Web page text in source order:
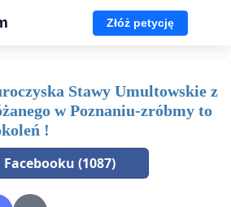
Złóż petycję
Stawy Umultowskie z
w Poznaniu-zróbmy to
!
(1087)